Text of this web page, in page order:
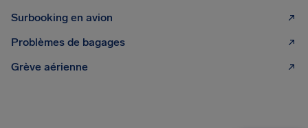
Surbooking en avion
Problèmes de bagages
Grève aérienne